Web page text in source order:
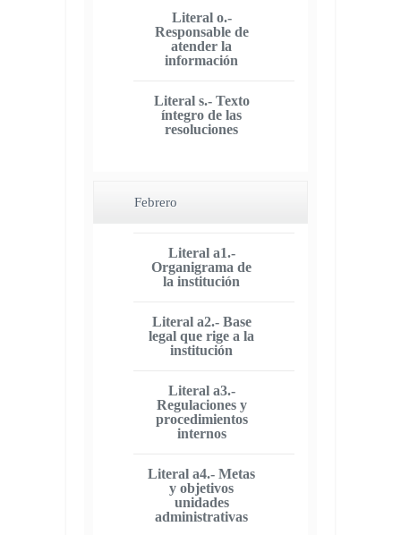
Literal o.-
Responsable de
atender la
información
Literal s.- Texto
íntegro de las
resoluciones
Febrero
Literal a1.-
Organigrama de
la institución
Literal a2.- Base
legal que rige a la
institución
Literal a3.-
Regulaciones y
procedimientos
internos
Literal a4.- Metas
y objetivos
unidades
administrativas